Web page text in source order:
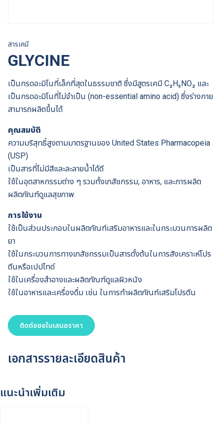
สารเคมี
GLYCINE
เป็นกรดอะมิโนที่เล็กที่สุดในธรรมชาติ ซึ่งมีสูตรเคมี C₂H₅NO₂ และ
เป็นกรดอะมิโนที่ไม่จำเป็น (non-essential amino acid) ซึ่งร่างกาย
สามารถผลิตขึ้นได้
คุณสมบัติ
ความบริสุทธิ์สูงตามมาตรฐานของ United States Pharmacopeia
(USP)
เป็นสารที่ไม่มีสีและละลายน้ำได้ดี
ใช้ในอุตสาหกรรมต่าง ๆ รวมทั้งเภสัชกรรม, อาหาร, และการผลิต
ผลิตภัณฑ์ดูแลสุขภาพ
การใช้งาน
ใช้เป็นส่วนประกอบในผลิตภัณฑ์เสริมอาหารและในกระบวนการผลิต
ยา
ใช้ในกระบวนการทางเภสัชกรรมเป็นสารตั้งต้นในการสังเคราะห์โปร
ตีนหรือเปปไทด์
ใช้ในเครื่องสำอางและผลิตภัณฑ์ดูแลผิวหนัง
ใช้ในอาหารและเครื่องดื่ม เช่น ในการทำผลิตภัณฑ์เสริมโปรตีน
ติดต่อขอใบเสนอราคา
เอกสารรายละเอียดสินค้า
แนะนำเพิ่มเติม